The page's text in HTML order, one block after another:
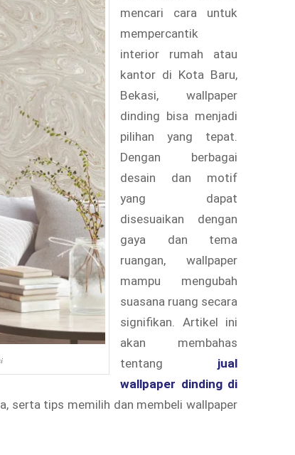
mencari cara untuk
mempercantik
interior rumah atau
kantor di Kota Baru,
Bekasi, wallpaper
dinding bisa menjadi
pilihan yang tepat.
Dengan berbagai
desain dan motif
yang dapat
disesuaikan dengan
gaya dan tema
ruangan, wallpaper
mampu mengubah
suasana ruang secara
signifikan. Artikel ini
akan membahas
tentang jual
wallpaper dinding di
serta tips memilih dan membeli wallpaper